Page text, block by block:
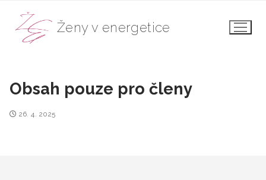
obsah
Ženy v energetice
Obsah pouze pro členy
26. 4. 2025